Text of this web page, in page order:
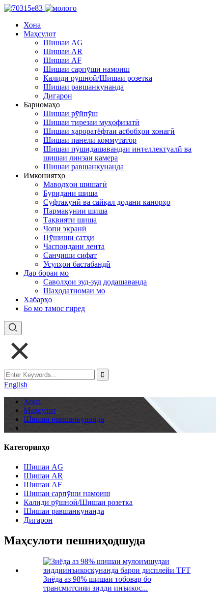
Хона
Маҳсулот
Шишаи AG
Шишаи AR
Шишаи AF
Шишаи сарпӯши намоиш
Калиди рӯшноӣ/Шишаи розетка
Шишаи равшанкунанда
Дигарон
Барномаҳо
Шишаи рӯйпӯш
Шишаи тирезаи муҳофизатӣ
Шишаи ҳароратёфтаи асбобҳои хонагӣ
Шишаи панели коммутатор
Шишаи пӯшидашавандаи интеллектуалӣ ва
шишаи линзаи камера
Шишаи равшанкунанда
Имкониятҳо
Маводҳои шишагӣ
Буридани шиша
Суфтакунӣ ва сайқал додани канорҳо
Пармакунии шиша
Тақвияти шиша
Чопи экранӣ
Пӯшиши сатҳӣ
Часпондани лента
Санҷиши сифат
Усулҳои бастабандӣ
Дар бораи мо
Саволҳои зуд-зуд додашаванда
Шаҳодатномаи мо
Хабарҳо
Бо мо тамос гиред
English
Хона
Маҳсулот
Шишаи равшанкунанда
Категорияҳо
Шишаи AG
Шишаи AR
Шишаи AF
Шишаи сарпӯши намоиш
Калиди рӯшноӣ/Шишаи розетка
Шишаи равшанкунанда
Дигарон
Маҳсулоти пешниҳодшуда
Зиёда аз 98% шишаи тобовар бо
трансмитсияи зидди инъикос...